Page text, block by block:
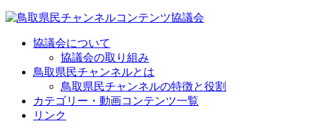
協議会について
協議会の取り組み
鳥取県民チャンネルとは
鳥取県民チャンネルの特徴と役割
カテゴリー・動画コンテンツ一覧
リンク